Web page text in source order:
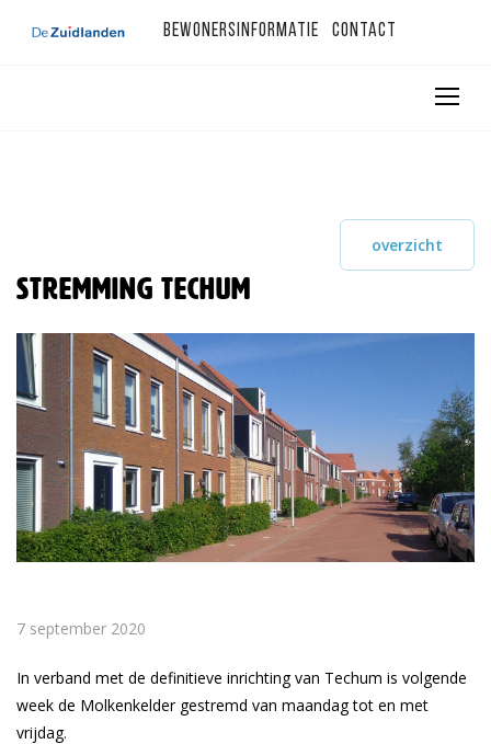
Bewonersinformatie Contact
overzicht
Stremming Techum
7 september 2020
In verband met de definitieve inrichting van Techum is volgende
week de Molkenkelder gestremd van maandag tot en met
vrijdag.